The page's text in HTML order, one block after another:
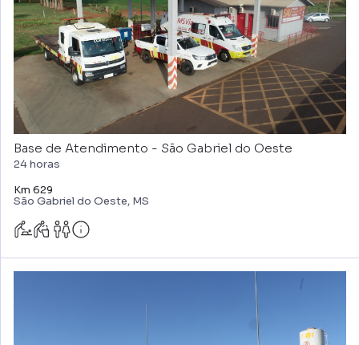
Base de Atendimento - São Gabriel do Oeste
24 horas
Km 629
São Gabriel do Oeste, MS